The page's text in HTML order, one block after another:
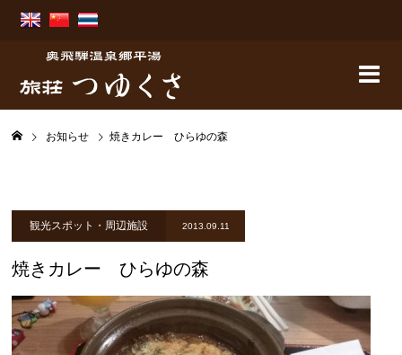
お知らせ 焼きカレー ひらゆの森
観光スポット・周辺施設 2013.09.11
焼きカレー ひらゆの森